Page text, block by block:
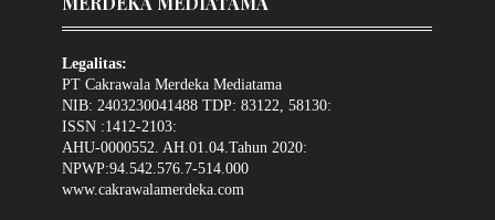
Legalitas:
PT Cakrawala Merdeka Mediatama
NIB: 2403230041488 TDP: 83122, 58130:
ISSN :1412-2103:
AHU-0000552. AH.01.04.Tahun 2020:
NPWP:94.542.576.7-514.000
www.cakrawalamerdeka.com